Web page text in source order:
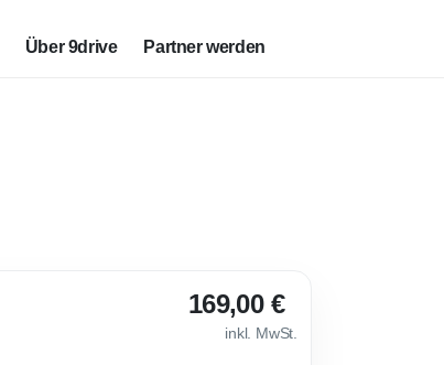
Über 9drive Partner werden
169,00 €
inkl. MwSt.